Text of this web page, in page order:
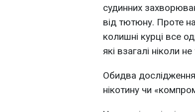
судинних
від тютюну. Проте
колишні курці все
які взагалі ніколи
Обидва
нікотину чи